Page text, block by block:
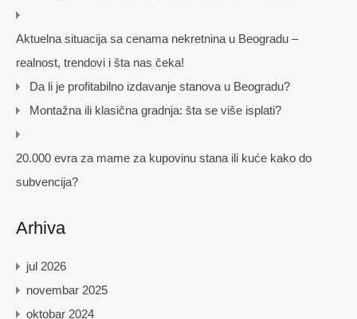
Aktuelna situacija sa cenama nekretnina u Beogradu –
realnost, trendovi i šta nas čeka!
Da li je profitabilno izdavanje stanova u Beogradu?
Montažna ili klasična gradnja: šta se više isplati?
20.000 evra za mame za kupovinu stana ili kuće kako do
subvencija?
Arhiva
jul 2026
novembar 2025
oktobar 2024